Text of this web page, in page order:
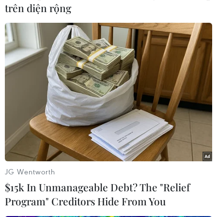
Tuyên bố của bà Bachelet nêu rõ bất ổn chính
trị không mang lại ích lợi cho bất kỳ bên nào và
cần các bên ở Bờ Biển Ngà đối thoại để hạ nhiệt
căng thẳng./.
(TTXVN/Vietnam+)
trên diện rộng
JG Wentworth
$15k In Unmanageable Debt? The "Relief
Program" Creditors Hide From You